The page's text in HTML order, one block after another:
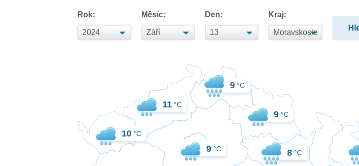
Rok: Měsíc: Den: Kraj:
10 °C
9 °C
9 °C
8 °C
9 °C
11 °C